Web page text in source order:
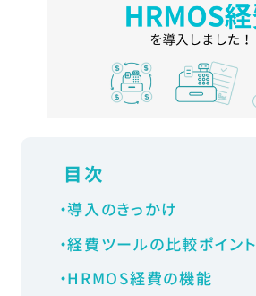
〒106-0032
Google Map
TEL03-6435-0595
目次
導入のきっかけ
経費ツールの比較ポイント
HRMOS経費の機能